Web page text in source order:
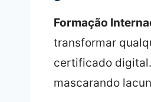
Formação
transformar
certificado
mascarando